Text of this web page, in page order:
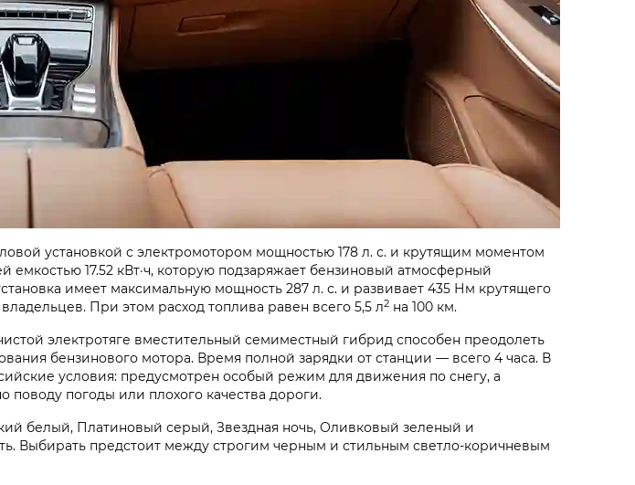
установкой с электромотором мощностью 178 л. с. и крутящим моментом
17.52 кВт·ч, которую подзаряжает бензиновый атмосферный
имеет максимальную мощность 287 л. с. и развивает 435 Нм крутящего
При этом расход топлива равен всего 5,5 л2 на 100 км.
электротяге вместительный семиместный гибрид способен преодолеть
бензинового мотора. Время полной зарядки от станции — всего 4 часа. В
условия: предусмотрен особый режим для движения по снегу, а
погоды или плохого качества дороги.
белый, Платиновый серый, Звездная ночь, Оливковый зеленый и
Выбирать предстоит между строгим черным и стильным светло-коричневым